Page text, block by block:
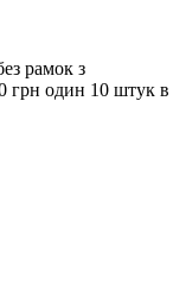
рамок з
грн один 10 штук в